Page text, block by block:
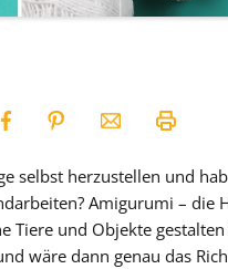
selbst herzustellen und
Amigurumi – die
Tiere und Objekte
wäre dann genau das